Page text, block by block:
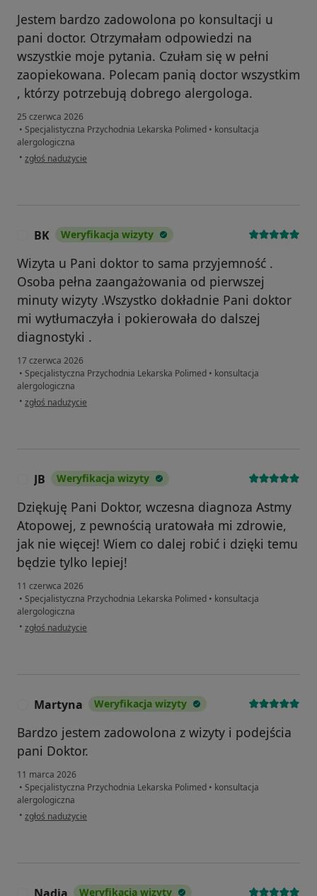
Jestem bardzo zadowolona po konsultacji u
pani doctor. Otrzymałam odpowiedzi na
wszystkie moje pytania. Czułam się w pełni
zaopiekowana. Polecam panią doctor wszystkim
, którzy potrzebują dobrego alergologa.
25 czerwca 2026
• Specjalistyczna Przychodnia Lekarska Polimed • konsultacja
alergologiczna
• w opinii użytkownika Anna
zgłoś nadużycie
BK Weryfikacja wizyty
Wizyta u Pani doktor to sama przyjemność .
Osoba pełna zaangażowania od pierwszej
minuty wizyty .Wszystko dokładnie Pani doktor
mi wytłumaczyła i pokierowała do dalszej
diagnostyki .
17 czerwca 2026
• Specjalistyczna Przychodnia Lekarska Polimed • konsultacja
alergologiczna
• w opinii użytkownika BK
zgłoś nadużycie
JB Weryfikacja wizyty
Dziękuję Pani Doktor, wczesna diagnoza Astmy
Atopowej, z pewnością uratowała mi zdrowie,
jak nie więcej! Wiem co dalej robić i dzięki temu
będzie tylko lepiej!
11 czerwca 2026
• Specjalistyczna Przychodnia Lekarska Polimed • konsultacja
alergologiczna
• w opinii użytkownika JB
zgłoś nadużycie
Martyna Weryfikacja wizyty
Bardzo jestem zadowolona z wizyty i podejścia
pani Doktor.
11 marca 2026
• Specjalistyczna Przychodnia Lekarska Polimed • konsultacja
alergologiczna
• w opinii użytkownika Martyna
zgłoś nadużycie
Weryfikacja wizyty